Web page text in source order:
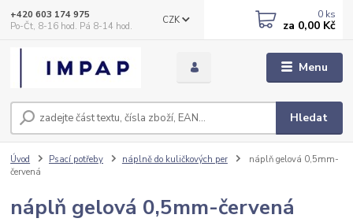
Menu
CZK
Hledat
+420 603 174 975
Po-Čt, 8-16 hod. Pá 8-14 hod.
0 ks
za 0,00 Kč
Úvod Psací potřeby náplně do kuličkových per
náplň gelová 0,5mm-
červená
náplň gelová 0,5mm-červená